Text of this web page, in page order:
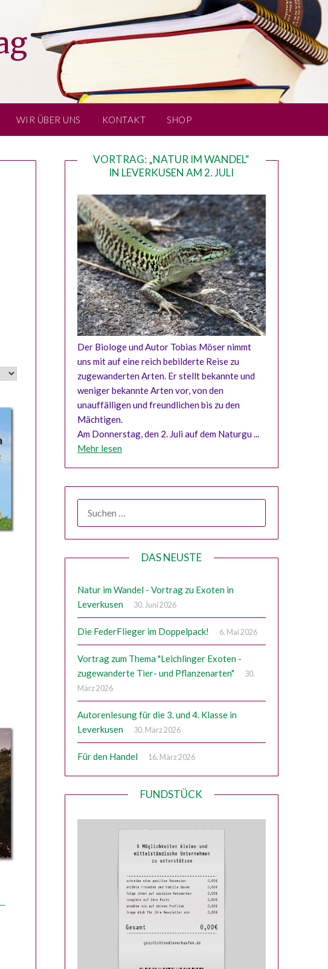
WIR ÜBER UNS KONTAKT SHOP
VORTRAG: „NATUR IM WANDEL“
IN LEVERKUSEN AM 2. JULI
Der Biologe und Autor Tobias Möser nimmt
uns mit auf eine reich bebilderte Reise zu
zugewanderten Arten. Er stellt bekannte und
weniger bekannte Arten vor, von den
unauffälligen und freundlichen bis zu den
Mächtigen.
Am Donnerstag, den 2. Juli auf dem Naturgu ...
Mehr lesen
NACH:
DAS NEUSTE
Natur im Wandel - Vortrag zu Exoten in
Leverkusen
30. Juni 2026
Die FederFlieger im Doppelpack! 6. Mai 2026
Vortrag zum Thema "Leichlinger Exoten -
zugewanderte Tier- und Pflanzenarten"
30.
März 2026
Autorenlesung für die 3. und 4. Klasse in
Leverkusen
30. März 2026
Für den Handel 16. März 2026
FUNDSTÜCK